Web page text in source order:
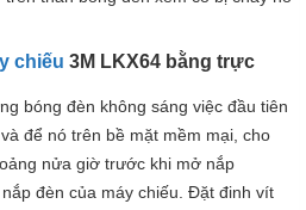
chiếu 3M LKX64 bằng trực
bóng đèn không sáng việc đầu tiên
để nó trên bề mặt mềm mại, cho
nửa giờ trước khi mở nắp
đèn của máy chiếu. Đặt đinh vít